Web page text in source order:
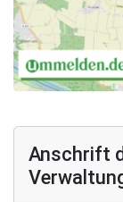
Anschrift